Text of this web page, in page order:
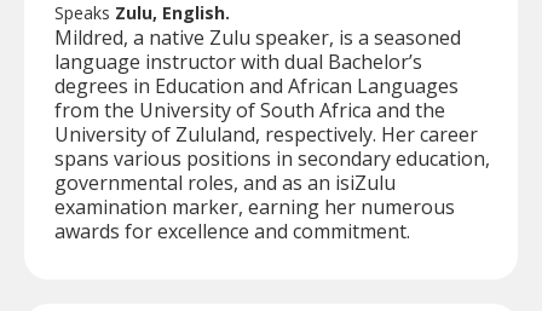
Speaks Zulu, English.
Mildred, a native Zulu speaker, is a seasoned
language instructor with dual Bachelor’s
degrees in Education and African Languages
from the University of South Africa and the
University of Zululand, respectively. Her career
spans various positions in secondary education,
governmental roles, and as an isiZulu
examination marker, earning her numerous
awards for excellence and commitment.